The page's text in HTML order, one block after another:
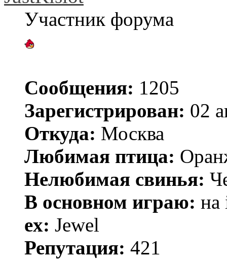
Участник форума
Сообщения: 1205
Зарегистрирован: 02
Откуда: Москва
Любимая птица:
Нелюбимая свинья:
В основном играю: на
ex: Jewel
Репутация: 421